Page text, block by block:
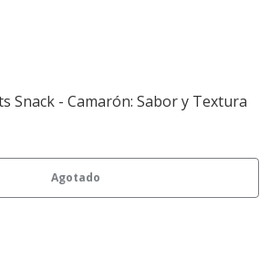
Snack - Camarón: Sabor y Textura
Agotado